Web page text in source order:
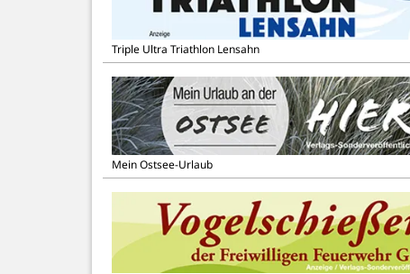
Triple Ultra Triathlon Lensahn
Mein Ostsee-Urlaub